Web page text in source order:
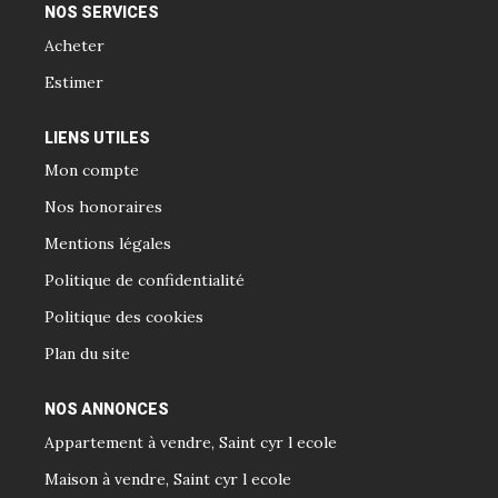
NOS SERVICES
Acheter
Estimer
LIENS UTILES
Mon compte
Nos honoraires
Mentions légales
Politique de confidentialité
Politique des cookies
Plan du site
NOS ANNONCES
Appartement à vendre, Saint cyr l ecole
Maison à vendre, Saint cyr l ecole